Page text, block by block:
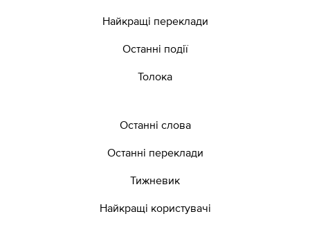
Найкращі переклади
Останні події
Толока
Останні слова
Останні переклади
Тижневик
Найкращі користувачі